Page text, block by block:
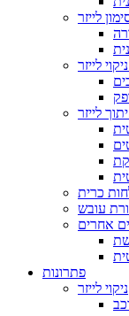
לייזר
לייזר
לייזר
כרית
עובש
אחרים
פתרונות
ניקוי לייזר